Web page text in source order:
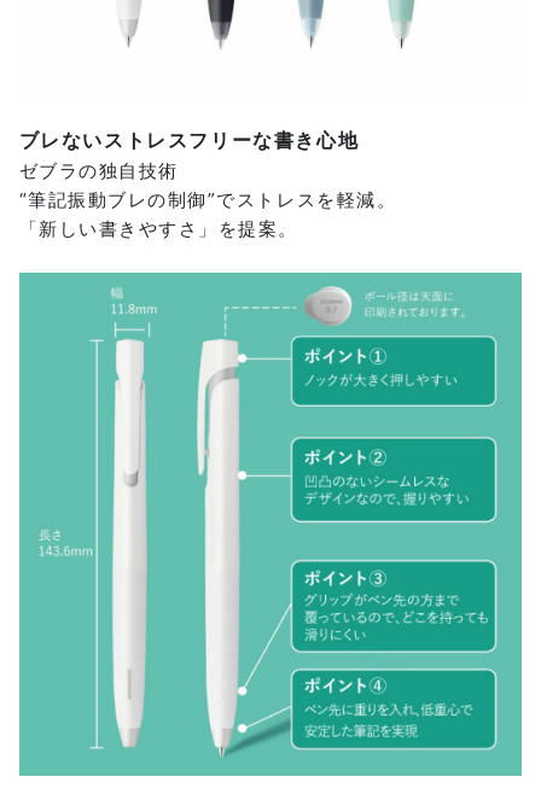
ブレないストレスフリーな書き心地
ゼブラの独自技術
“筆記振動ブレの制御”でストレスを軽減。
「新しい書きやすさ」を提案。